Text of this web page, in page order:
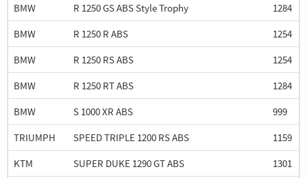
BMW
R 1250 GS ABS Style Trophy
1284
BMW
R 1250 R ABS
1254
BMW
R 1250 RS ABS
1254
BMW
R 1250 RT ABS
1284
BMW
S 1000 XR ABS
999
TRIUMPH
SPEED TRIPLE 1200 RS ABS
1159
KTM
SUPER DUKE 1290 GT ABS 1301